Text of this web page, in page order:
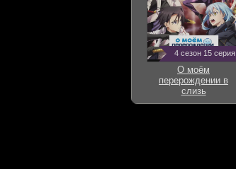
4 сезон 15 серия
О моём
перерождении в
слизь